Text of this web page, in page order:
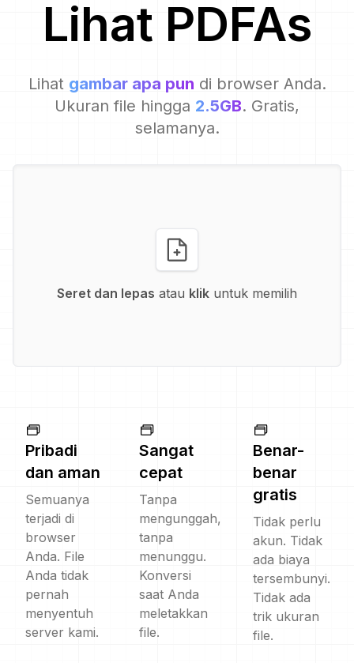
Lihat PDFAs
Lihat gambar apa pun di browser Anda.
Ukuran file hingga 2.5GB. Gratis,
selamanya.
Seret dan lepas atau klik untuk memilih
Pribadi
dan aman
Semuanya
terjadi di
browser
Anda. File
Anda tidak
pernah
menyentuh
server kami.
Sangat
cepat
Tanpa
mengunggah,
tanpa
menunggu.
Konversi
saat Anda
meletakkan
file.
Benar-
benar
gratis
Tidak perlu
akun. Tidak
ada biaya
tersembunyi.
Tidak ada
trik ukuran
file.